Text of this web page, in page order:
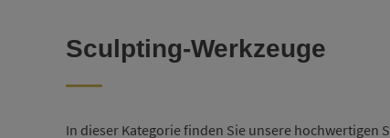
Sculpting-Werkzeuge
In dieser Kategorie finden Sie unsere hochwertigen